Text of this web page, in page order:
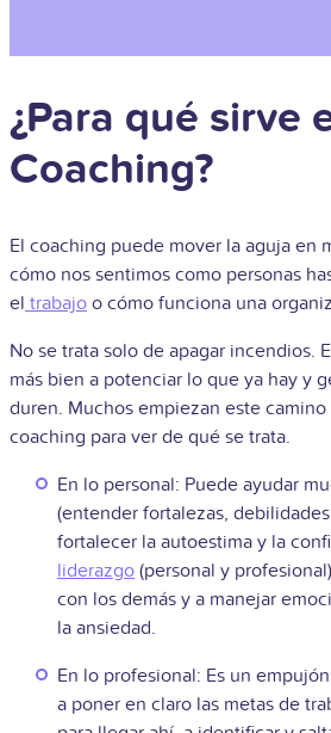
¿Para qué sirve
Coaching?
El coaching puede mover la aguja en
cómo nos sentimos como personas
el trabajo o cómo funciona una
No se trata solo de apagar incendios.
más bien a potenciar lo que ya hay y
duren. Muchos empiezan este
coaching para ver de qué se trata.
En lo personal: Puede ayudar
(entender fortalezas,
fortalecer la autoestima y la
liderazgo (personal y
con los demás y a manejar
la ansiedad.
En lo profesional: Es un
a poner en claro las metas de